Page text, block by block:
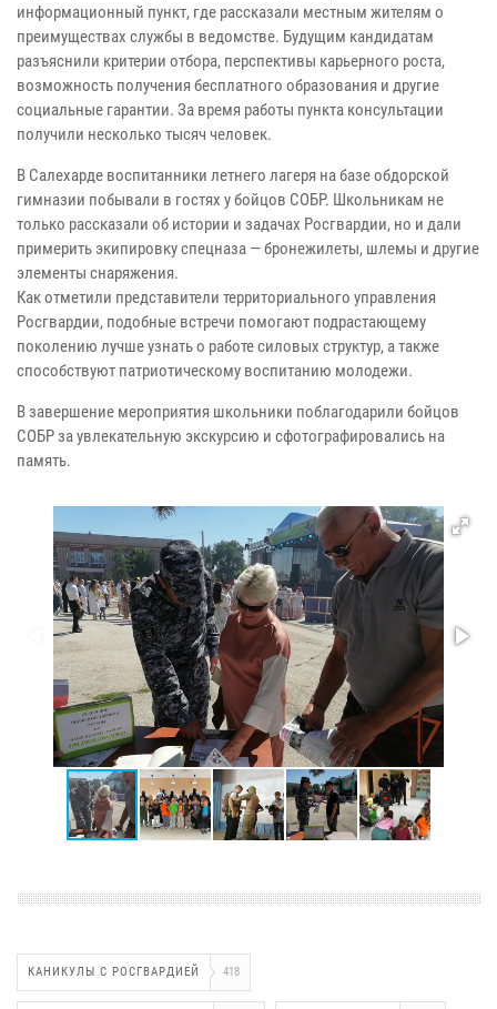
информационный пункт, где рассказали местным жителям о
преимуществах службы в ведомстве. Будущим кандидатам
разъяснили критерии отбора, перспективы карьерного роста,
возможность получения бесплатного образования и другие
социальные гарантии. За время работы пункта консультации
получили несколько тысяч человек.
В Салехарде воспитанники летнего лагеря на базе обдорской
гимназии побывали в гостях у бойцов СОБР. Школьникам не
только рассказали об истории и задачах Росгвардии, но и дали
примерить экипировку спецназа — бронежилеты, шлемы и другие
элементы снаряжения.
Как отметили представители территориального управления
Росгвардии, подобные встречи помогают подрастающему
поколению лучше узнать о работе силовых структур, а также
способствуют патриотическому воспитанию молодежи.
В завершение мероприятия школьники поблагодарили бойцов
СОБР за увлекательную экскурсию и сфотографировались на
память.
КАНИКУЛЫ С РОСГВАРДИЕЙ 418